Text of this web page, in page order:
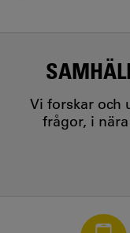
Vi forskar och
frågor, i